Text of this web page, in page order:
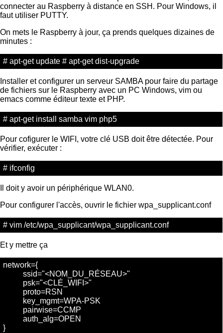
connecter au Raspberry à distance en SSH. Pour Windows, il
faut utiliser PUTTY.
On mets le Raspberry à jour, ça prends quelques dizaines de
minutes :
# apt-get update # apt-get dist-upgrade
Installer et configurer un serveur SAMBA pour faire du partage
de fichiers sur le Raspberry avec un PC Windows, vim ou
emacs comme éditeur texte et PHP.
# apt-get install samba vim php5
Pour cofigurer le WIFI, votre clé USB doit être détectée. Pour
vérifier, exécuter :
# ifconfig
Il doit y avoir un périphérique WLAN0.
Pour configurer l'accès, ouvrir le fichier wpa_supplicant.conf
# vim /etc/wpa_supplicant/wpa_supplicant.conf
Et y mettre ça
network={
ssid="<NOM_DU_RÉSEAU>"
psk="<CLÉ_WIFI>"
proto=RSN
key_mgmt=WPA-PSK
pairwise=CCMP
auth_alg=OPEN
}